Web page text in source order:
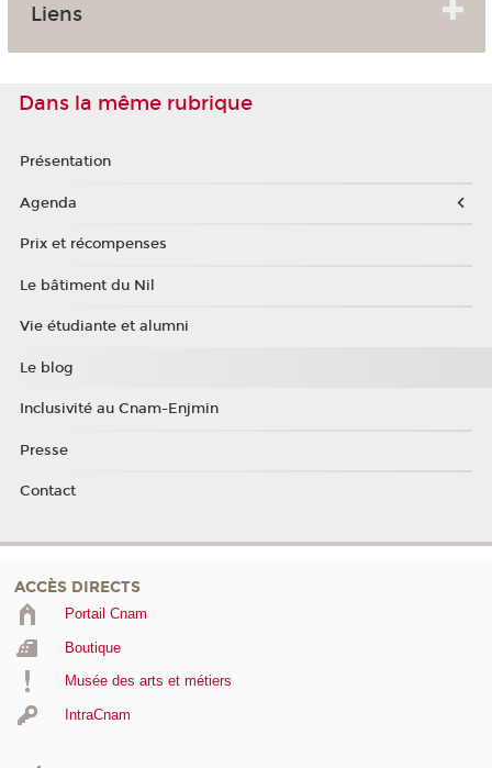
Liens
Dans la même rubrique
Présentation
Agenda
Prix et récompenses
Le bâtiment du Nil
Vie étudiante et alumni
Le blog
Inclusivité au Cnam-Enjmin
Presse
Contact
ACCÈS DIRECTS
Portail Cnam
Boutique
Musée des arts et métiers
IntraCnam